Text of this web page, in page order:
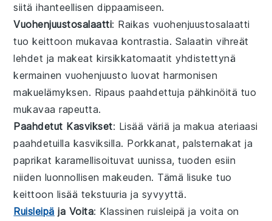
siitä ihanteellisen dippaamiseen.
Vuohenjuustosalaatti: Raikas vuohenjuustosalaatti
tuo keittoon mukavaa kontrastia. Salaatinvihreät
lehdet jamakeat kirsikkatomaatit yhdistettynä
kermainen vuohenjuusto luovat harmonisen
makuelämyksen. Ripauspaahdettuja pähkinöitä tuo
mukavaa rapeutta.
Paahdetut Kasvikset: Lisää väriä ja makua ateriaasi
paahdetuilla kasviksilla. Porkkanat, palsternakat ja
paprikat karamellisoituvat uunissa, tuoden esiin
niiden luonnollisen makeuden. Tämä lisuke tuo
keittoon lisää tekstuuria ja syvyyttä.
Ruisleipä ja Voita: Klassinenruisleipä ja voita on